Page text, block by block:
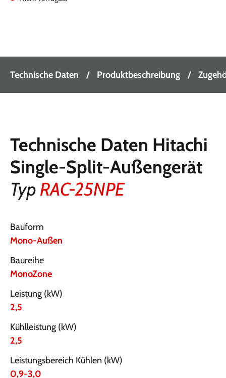
Technische Daten Produktbeschreibung
Technische Daten Hitachi
Single-Split-Außengerät
Typ RAC-25NPE
Bauform
Mono-Außen
Baureihe
MonoZone
Leistung (kW)
2,5
Kühlleistung (kW)
2,5
Leistungsbereich Kühlen (kW)
0,9-3,0